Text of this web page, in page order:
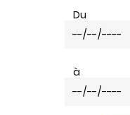
Du
à